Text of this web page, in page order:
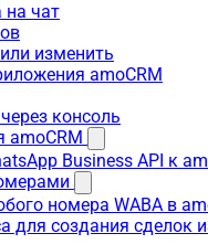
на чат
изменить
amoCRM
консоль
amoCRM
Business API к
номера WABA в
для создания сделок